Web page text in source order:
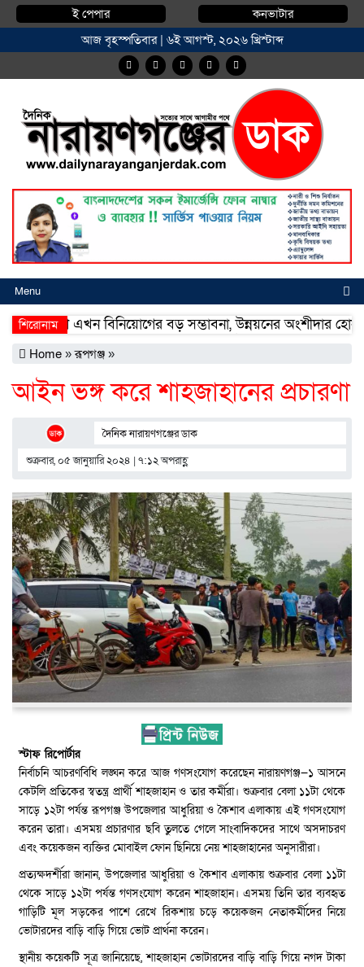
ই পেপার
কনভাটার
আজ বৃহস্পতিবার | ৬ই আগস্ট, ২০২৬ খ্রিস্টাব্দ
Menu
শিরোনামএখন বিনিয়োগের বড় সম্ভাবনা, উন্নয়নের অংশীদার হোন
Home »রূপগঞ্জ »
আইন ভঙ্গ করে শাহজাহানের প্রচারণা
দৈনিক নারায়ণগঞ্জের ডাক
শুক্রবার, ০৫ জানুয়ারি ২০২৪ | ৭:১২ অপরাহ্ণ
স্টাফ রিপোর্টার
নির্বাচনি আচরণবিধি লঙ্ঘন করে আজ গণসংযোগ করেছেন নারায়ণগঞ্জ—১ আসনে
কেটলি প্রতিকের স্বতন্ত্র প্রার্থী শাহজাহান ও তার কর্মীরা। শুক্রবার বেলা ১১টা থেকে
সাড়ে ১২টা পর্যন্ত রূপগঞ্জ উপজেলার আধুরিয়া ও কৈশাব এলাকায় এই গণসংযোগ
করেন তারা। এসময় প্রচারণার ছবি তুলতে গেলে সাংবাদিকদের সাথে অসদাচরণ
এবং কয়েকজন ব্যক্তির মোবাইল ফোন ছিনিয়ে নেয় শাহজাহানের অনুসারীরা।
প্রত্যক্ষদর্শীরা জানান, উপজেলার আধুরিয়া ও কৈশাব এলাকায় শুক্রবার বেলা ১১টা
থেকে সাড়ে ১২টা পর্যন্ত গণসংযোগ করেন শাহজাহান। এসময় তিনি তার ব্যবহৃত
গাড়িটি মূল সড়কের পাশে রেখে রিকশায় চড়ে কয়েকজন নেতাকর্মীদের নিয়ে
ভোটারদের বাড়ি বাড়ি গিয়ে ভোট প্রার্থনা করেন।
স্থানীয় কয়েকটি সূত্র জানিয়েছে, শাহজাহান ভোটারদের বাড়ি বাড়ি গিয়ে নগদ টাকা